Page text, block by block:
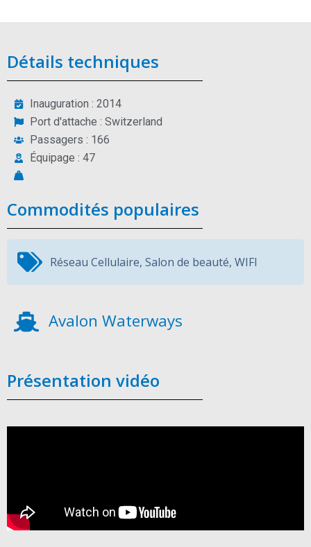
Détails techniques
Inauguration : 2014
Port d'attache : Switzerland
Passagers : 166
Équipage : 47
Commodités populaires
Réseau Cellulaire, Salon de beauté, WIFI
Avalon Waterways
Présentation vidéo